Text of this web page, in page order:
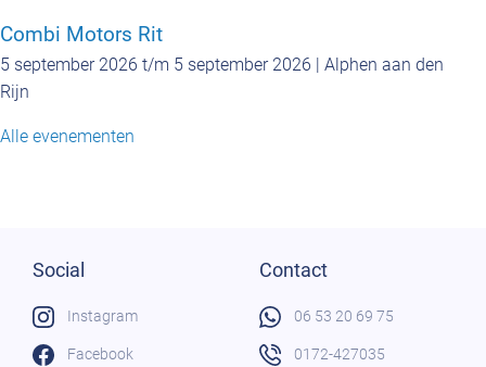
Combi Motors Rit
5 september 2026 t/m 5 september 2026 | Alphen aan den
Rijn
Alle evenementen
Social
Instagram
Facebook
Contact
06 53 20 69 75
0172-427035